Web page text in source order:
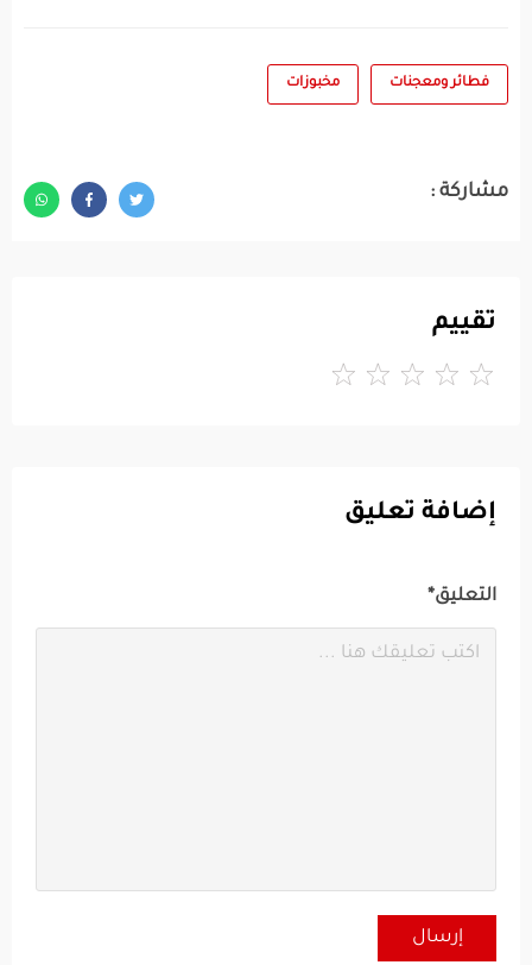
فطائر ومعجنات مخبوزات
مشاركة :
تقييم
إضافة تعليق
التعليق*